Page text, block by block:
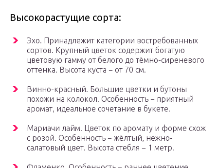
Высокорастущие сорта:
Эхо. Принадлежит категории востребованных
сортов. Крупный цветок содержит богатую
цветовую гамму от белого до тёмно-сиреневого
оттенка. Высота куста − от 70 см.
Винно-красный. Большие цветки и бутоны
похожи на колокол. Особенность − приятный
аромат, идеальное сочетание в букете.
Мариачи лайм. Цветок по аромату и форме схож
с розой. Особенность − жёлтый, нежно-
салатовый цвет. Высота стебля − 1 метр.